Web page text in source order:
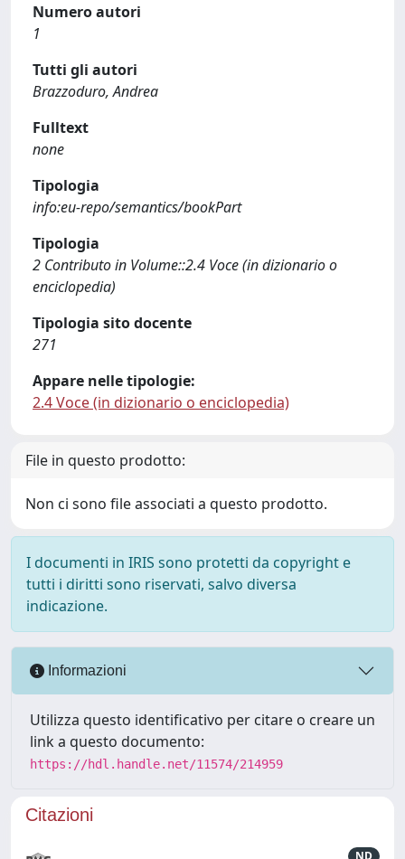
Numero autori
1
Tutti gli autori
Brazzoduro, Andrea
Fulltext
none
Tipologia
info:eu-repo/semantics/bookPart
Tipologia
2 Contributo in Volume::2.4 Voce (in dizionario o
enciclopedia)
Tipologia sito docente
271
Appare nelle tipologie:
2.4 Voce (in dizionario o enciclopedia)
File in questo prodotto:
Non ci sono file associati a questo prodotto.
I documenti in IRIS sono protetti da copyright e
tutti i diritti sono riservati, salvo diversa
indicazione.
Informazioni
Utilizza questo identificativo per citare o creare un
link a questo documento:
https://hdl.handle.net/11574/214959
Citazioni